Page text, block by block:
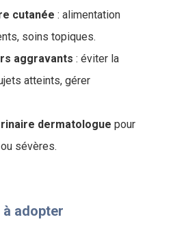
cutanée : alimentation
soins topiques.
aggravants : éviter la
atteints, gérer
dermatologue pour
sévères.
adopter